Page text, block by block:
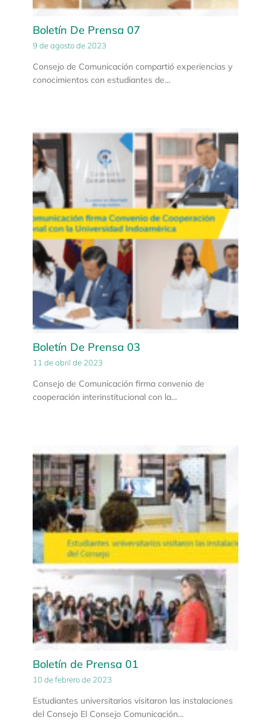
Boletín De Prensa 07
9 de agosto de 2023
Consejo de Comunicación compartió experiencias y
conocimientos con estudiantes de…
Boletín De Prensa 03
11 de abril de 2023
Consejo de Comunicación firma convenio de
cooperación interinstitucional con la…
Boletín de Prensa 01
10 de febrero de 2023
Estudiantes universitarios visitaron las instalaciones
del Consejo El Consejo Comunicación…